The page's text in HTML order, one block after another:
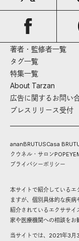
著者・監修者一覧
タグ一覧
特集一覧
About Tarzan
広告に関するお問い
プレスリリース受付
ananBRUTUSCasa
クウネル・サロンPOPEYE
プライバシーポリシー
本サイトで紹介しているエ
ますが、個別具体的な疾病
紹介されているエクササイ
家や医療機関への相談をお
当サイトでは、2021年3月